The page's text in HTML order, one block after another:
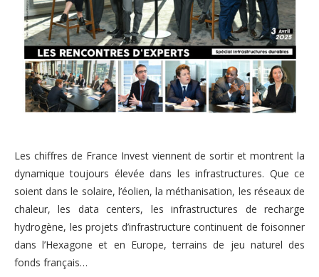
Les chiffres de France Invest viennent de sortir et montrent la
dynamique toujours élevée dans les infrastructures. Que ce
soient dans le solaire, l’éolien, la méthanisation, les réseaux de
chaleur, les data centers, les infrastructures de recharge
hydrogène, les projets d’infrastructure continuent de foisonner
dans l’Hexagone et en Europe, terrains de jeu naturel des
fonds français…